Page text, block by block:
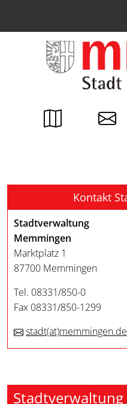
Kontakt
Stadtverwaltung
Memmingen
Marktplatz 1
87700 Memmingen
Tel. 08331/850-0
Fax 08331/850-1299
stadt(at)memmingen.de